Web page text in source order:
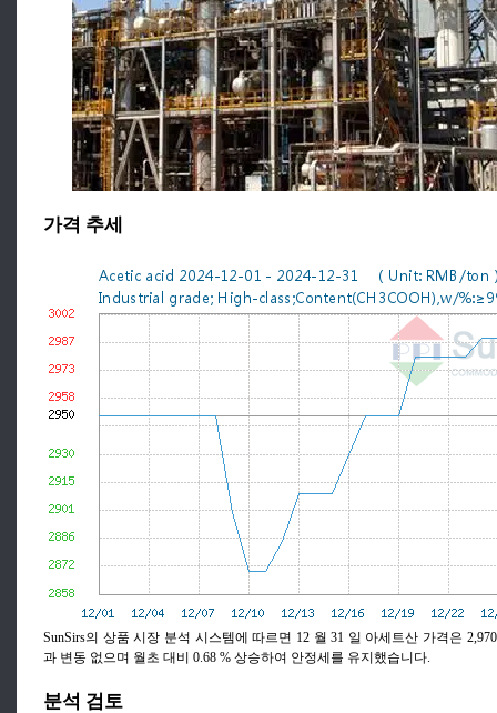
가격 추세
SunSirs의 상품 시장 분석 시스템에 따르면 12 월 31 일 아세트산 가격은
과 변동 없으며 월초 대비 0.68 % 상승하여 안정세를 유지했습니다.
분석 검토